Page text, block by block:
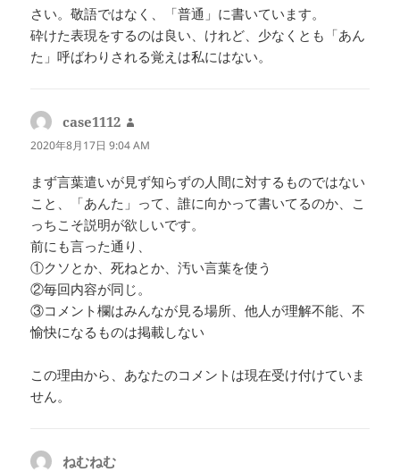
さい。敬語ではなく、「普通」に書いています。
砕けた表現をするのは良い、けれど、少なくとも「あん
た」呼ばわりされる覚えは私にはない。
case1112
り:
2020年8月17日 9:04 AM
まず言葉遣いが見ず知らずの人間に対するものではない
こと、「あんた」って、誰に向かって書いてるのか、こ
っちこそ説明が欲しいです。
前にも言った通り、
①クソとか、死ねとか、汚い言葉を使う
②毎回内容が同じ。
③コメント欄はみんなが見る場所、他人が理解不能、不
愉快になるものは掲載しない
この理由から、あなたのコメントは現在受け付けていま
せん。
ねむねむ